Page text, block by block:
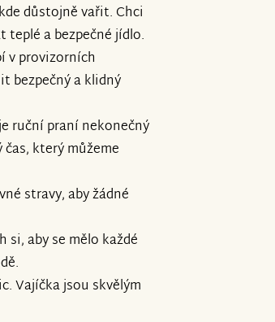
důstojně vařit. Chci
a bezpečné jídlo.
v provizorních
bezpečný a klidný
ruční praní nekonečný
který můžeme
stravy, aby žádné
si, aby se mělo každé
Vajíčka jsou skvělým